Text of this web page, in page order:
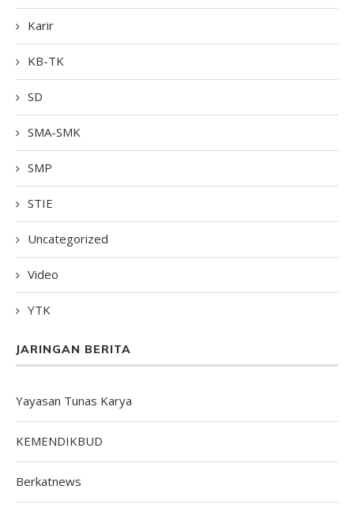
Karir
KB-TK
SD
SMA-SMK
SMP
STIE
Uncategorized
Video
YTK
JARINGAN BERITA
Yayasan Tunas Karya
KEMENDIKBUD
Berkatnews